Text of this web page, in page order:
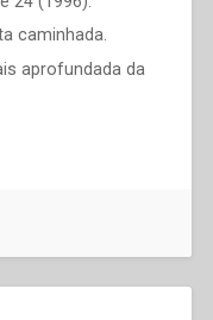
caminhada.
aprofundada da